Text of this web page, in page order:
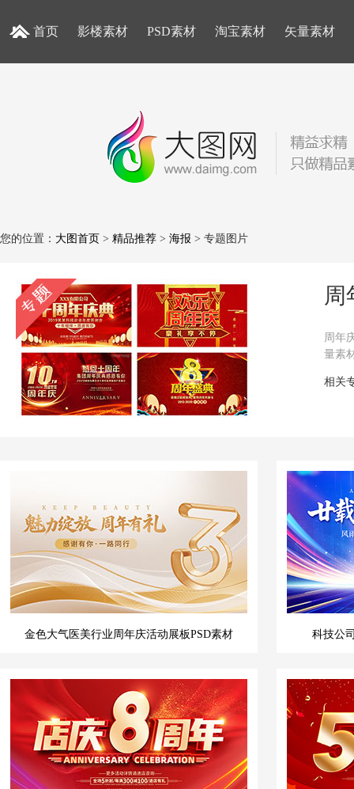
首页 影楼素材 PSD素材 淘宝素材 矢量素材
您的位置： 大图首页 > 精品推荐 > 海报 > 专题图片
周
周年
量素
相关
金色大气医美行业周年庆活动展板PSD素材 科技公